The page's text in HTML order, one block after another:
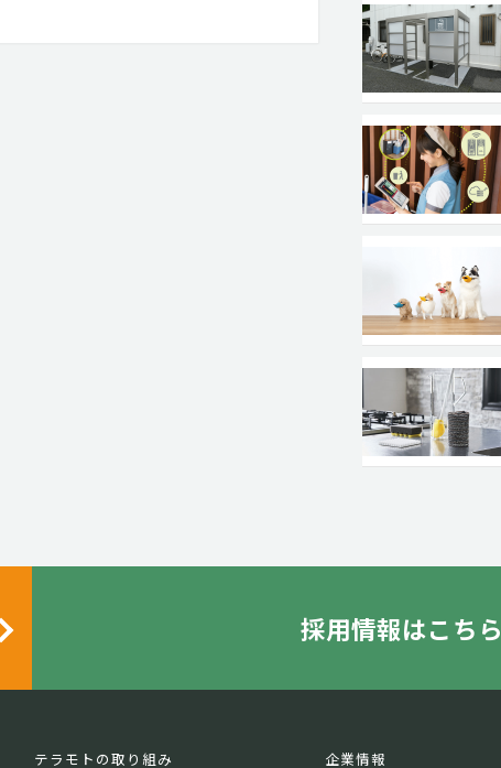
採用情報はこちら
テラモトの取り組み 企業情報